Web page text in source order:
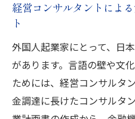
経営コンサルタントによ
ト
外国人起業家にとって、日
があります。言語の壁や文
ためには、経営コンサルタ
金調達に長けたコンサルタ